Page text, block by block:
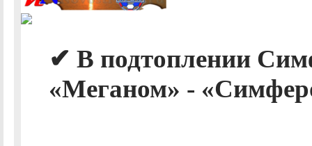
✔ В подтоплении
«Меганом» -